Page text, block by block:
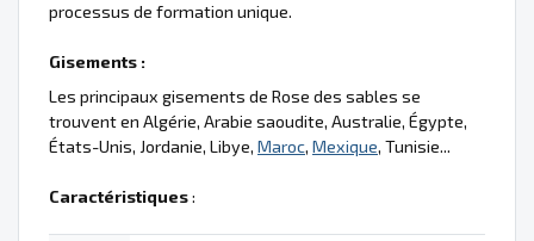
processus de formation unique.
Gisements :
Les principaux gisements de Rose des sables se
trouvent en Algérie, Arabie saoudite, Australie, Égypte,
États-Unis, Jordanie, Libye, Maroc, Mexique, Tunisie...
Caractéristiques: